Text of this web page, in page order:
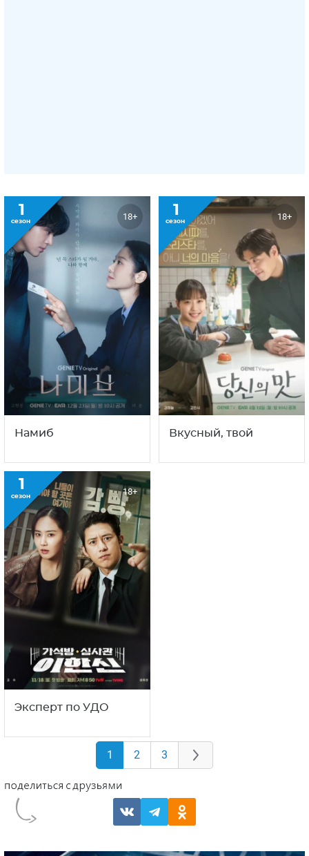
1
сезон 18+
Намиб
1
сезон 18+
Вкусный, твой
1
сезон 18+
Эксперт по УДО
1 2 3